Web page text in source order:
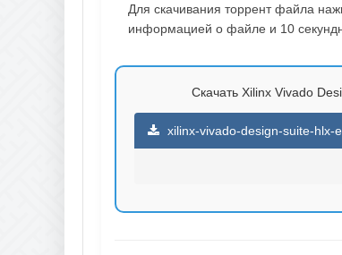
Для скачивания торрент файла
информацией о файле и 10
Скачать Xilinx Vivado
xilinx-vivado-design-suite-hlx-